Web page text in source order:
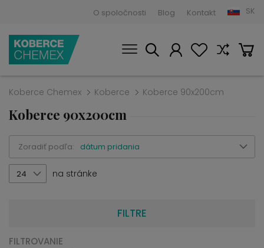
O spoločnosti Blog Kontakt SK
Koberce Chemex Koberce Koberce 90x200cm
Koberce 90x200cm
Zoradiť podľa: dátum pridania
24 na stránke
FILTRE
FILTROVANIE